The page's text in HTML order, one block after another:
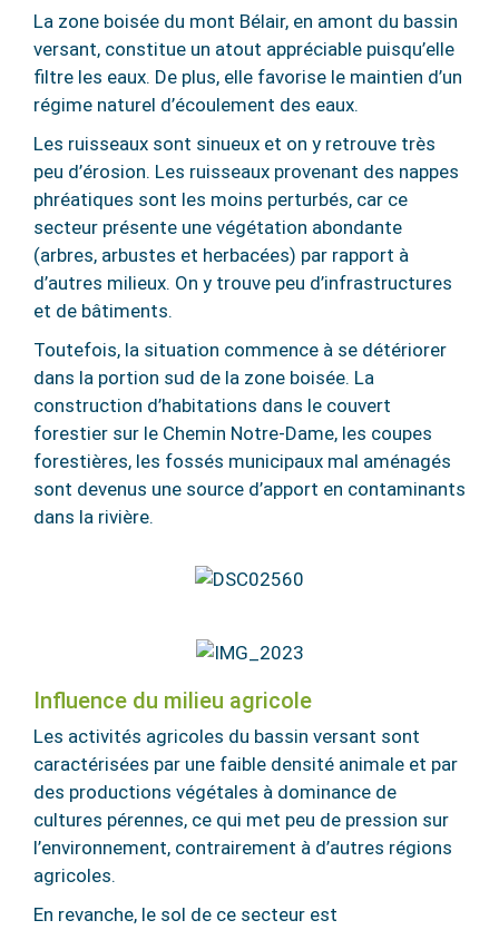
La zone boisée du mont Bélair, en amont du bassin
versant, constitue un atout appréciable puisqu’elle
filtre les eaux. De plus, elle favorise le maintien d’un
régime naturel d’écoulement des eaux.
Les ruisseaux sont sinueux et on y retrouve très
peu d’érosion. Les ruisseaux provenant des nappes
phréatiques sont les moins perturbés, car ce
secteur présente une végétation abondante
(arbres, arbustes et herbacées) par rapport à
d’autres milieux. On y trouve peu d’infrastructures
et de bâtiments.
Toutefois, la situation commence à se détériorer
dans la portion sud de la zone boisée. La
construction d’habitations dans le couvert
forestier sur le Chemin Notre-Dame, les coupes
forestières, les fossés municipaux mal aménagés
sont devenus une source d’apport en contaminants
dans la rivière.
Influence du milieu agricole
Les activités agricoles du bassin versant sont
caractérisées par une faible densité animale et par
des productions végétales à dominance de
cultures pérennes, ce qui met peu de pression sur
l’environnement, contrairement à d’autres régions
agricoles.
En revanche, le sol de ce secteur est